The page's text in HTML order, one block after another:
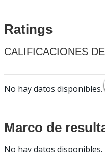
Ratings
CALIFICACIONES
No hay datos disponibles.
Marco de
No hay datos disponibles.